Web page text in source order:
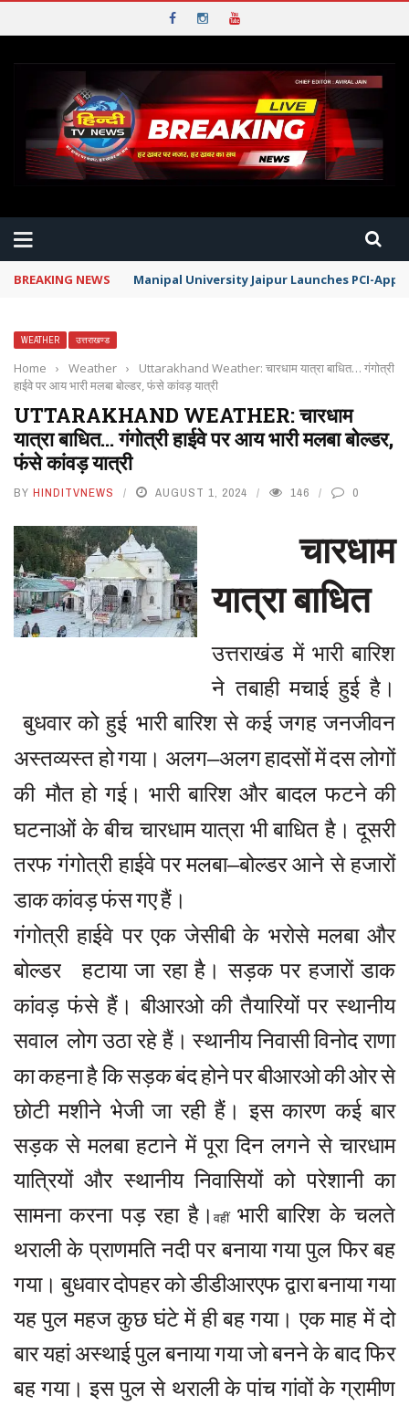
BREAKING NEWS Manipal University Jaipur Launches PCI-
WEATHER उत्तराखण्ड
Home › Weather ›
Uttarakhand Weather: चारधाम यात्रा बाधित… गंगोत्री
हाईवे पर आय भारी मलबा बोल्डर, फंसे कांवड़ यात्री
UTTARAKHAND WEATHER: चारधाम
यात्रा बाधित… गंगोत्री हाईवे पर आय भारी मलबा बोल्डर,
फंसे कांवड़ यात्री
BY HINDITVNEWS AUGUST 1, 2024 146 0
चारधाम
यात्राबाधित
उत्तराखंड में भारी बारिश
ने तबाही मचाई हुई है।
बुधवार को हुई भारी बारिश से कई जगह जनजीवन
अस्तव्यस्तहोगया। अलग–अलगहादसोंमेंदसलोगों
की मौत हो गई। भारी बारिश और बादल फटने की
घटनाओंकेबीचचारधामयात्रा भीबाधितहै। दूसरी
तरफगंगोत्रीहाईवेपरमलबा–बोल्डरआने सेहजारों
डाककांवड़फंसगएहैं।
गंगोत्री हाईवे पर एक जेसीबी के भरोसे मलबा और
बोल्डर
हटाया जा रहा है। सड़क पर हजारों डाक
कांवड़ फंसे हैं। बीआरओ की तैयारियों पर स्थानीय
सवाल लोगउठारहेहैं। स्थानीयनिवासीविनोदराणा
काकहनाहैकिसड़कबंदहोनेपरबीआरओकीओरसे
छोटी मशीने भेजी जा रही हैं। इस कारण कई बार
सड़क से मलबा हटाने में पूरा दिन लगने से चारधाम
यात्रियों और स्थानीय निवासियों को परेशानी का
सामना करना पड़ रहा है। वहीं भारी बारिश के चलते
थरालीकेप्राणमतिनदीपरबनायागयापुल फिरबह
गया। बुधवारदोपहरकोडीडीआरएफद्वाराबनायागया
यहपुल महजकुछघंटेमेंहीबहगया। एकमाह मेंदो
बारयहांअस्थाईपुलबनायागयाजोबननेकेबादफिर
बहगया। इसपुलसे थरालीकेपांचगांवोंकेग्रामीण